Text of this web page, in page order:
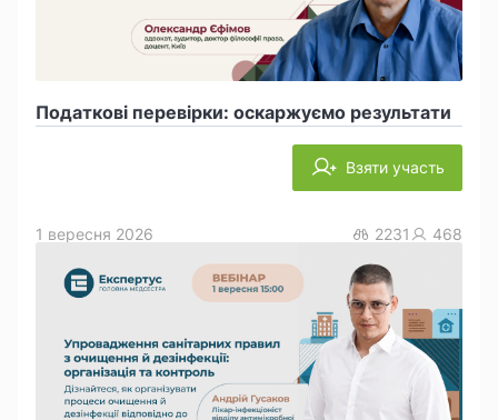
Податкові перевірки: оскаржуємо результати
Взяти участь
1 вересня 2026 2231 468